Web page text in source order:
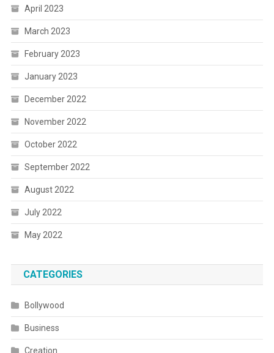
April 2023
March 2023
February 2023
January 2023
December 2022
November 2022
October 2022
September 2022
August 2022
July 2022
May 2022
CATEGORIES
Bollywood
Business
Creation